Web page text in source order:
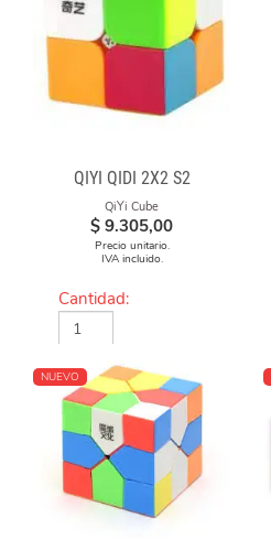
QIYI QIDI 2X2 S2
QiYi Cube
$ 9.305,00
Precio unitario.
IVA incluido.
Cantidad:
Agregar
NUEVO